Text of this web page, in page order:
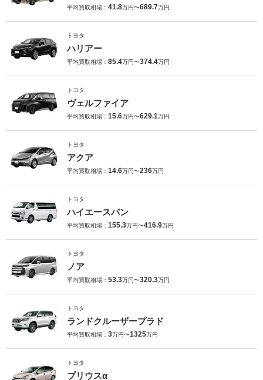
平均買取相場： 41.8万円〜689.7万円
トヨタ
ハリアー
平均買取相場： 85.4万円〜374.4万円
トヨタ
ヴェルファイア
平均買取相場： 15.6万円〜629.1万円
トヨタ
アクア
平均買取相場： 14.6万円〜236万円
トヨタ
ハイエースバン
平均買取相場： 155.3万円〜416.9万円
トヨタ
ノア
平均買取相場： 53.3万円〜320.3万円
トヨタ
ランドクルーザープラド
平均買取相場： 3万円〜1325万円
トヨタ
プリウスα